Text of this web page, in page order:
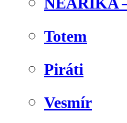
Totem
Piráti
Vesmír